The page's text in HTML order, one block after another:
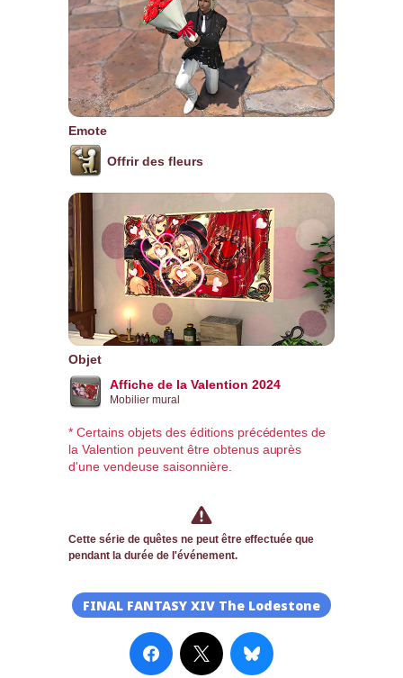
Emote
Offrir des fleurs
Objet
Affiche de la Valention 2024
Mobilier mural
* Certains objets des éditions précédentes de
la Valention peuvent être obtenus auprès
d'une vendeuse saisonnière.
Cette série de quêtes ne peut être effectuée que
pendant la durée de l'événement.
FINAL FANTASY XIV The Lodestone